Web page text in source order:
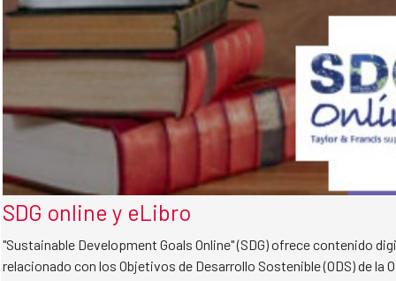
SDG online y eLibro
"Sustainable Development Goals Online" (SDG) ofrece contenido
relacionado con los Objetivos de Desarrollo Sostenible (ODS) de la